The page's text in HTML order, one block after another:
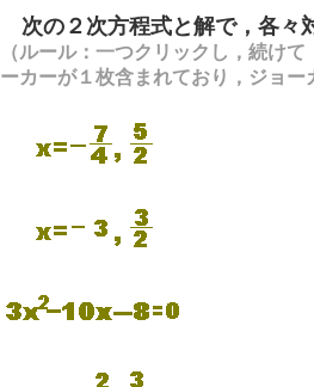
次の２次方程式と解で，各々
（ルール：一つクリックし，続けて
ーカーが１枚含まれており，ジョー